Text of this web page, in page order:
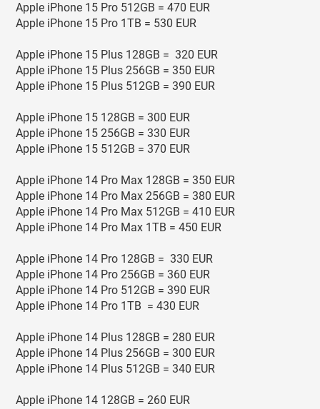
Apple iPhone 15 Pro 512GB = 470 EUR
Apple iPhone 15 Pro 1TB = 530 EUR
Apple iPhone 15 Plus 128GB = 320 EUR
Apple iPhone 15 Plus 256GB = 350 EUR
Apple iPhone 15 Plus 512GB = 390 EUR
Apple iPhone 15 128GB = 300 EUR
Apple iPhone 15 256GB = 330 EUR
Apple iPhone 15 512GB = 370 EUR
Apple iPhone 14 Pro Max 128GB = 350 EUR
Apple iPhone 14 Pro Max 256GB = 380 EUR
Apple iPhone 14 Pro Max 512GB = 410 EUR
Apple iPhone 14 Pro Max 1TB = 450 EUR
Apple iPhone 14 Pro 128GB = 330 EUR
Apple iPhone 14 Pro 256GB = 360 EUR
Apple iPhone 14 Pro 512GB = 390 EUR
Apple iPhone 14 Pro 1TB = 430 EUR
Apple iPhone 14 Plus 128GB = 280 EUR
Apple iPhone 14 Plus 256GB = 300 EUR
Apple iPhone 14 Plus 512GB = 340 EUR
Apple iPhone 14 128GB = 260 EUR